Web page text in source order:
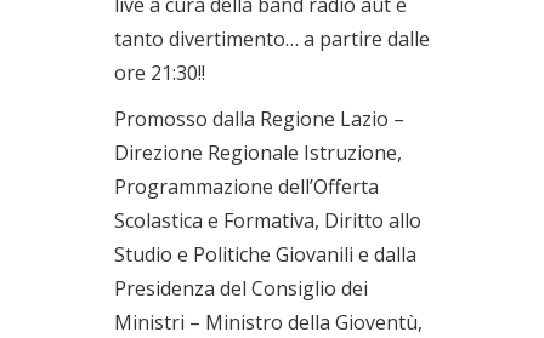
tanto divertimento… a partire dalle
ore 21:30!!
Promosso dalla Regione Lazio –
Direzione Regionale Istruzione,
Programmazione dell’Offerta
Scolastica e Formativa, Diritto allo
Studio e Politiche Giovanili e dalla
Presidenza del Consiglio dei
Ministri – Ministro della Gioventù,